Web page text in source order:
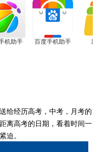
机助手 百度手机助手 应
给经历高考，中考，月考的
离高考的日期，看着时间一
迫。